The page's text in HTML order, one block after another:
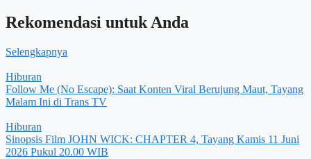
Rekomendasi untuk Anda
Selengkapnya
Hiburan
Follow Me (No Escape): Saat Konten Viral Berujung Maut, Tayang
Malam Ini di Trans TV
Hiburan
Sinopsis Film JOHN WICK: CHAPTER 4, Tayang Kamis 11 Juni
2026 Pukul 20.00 WIB